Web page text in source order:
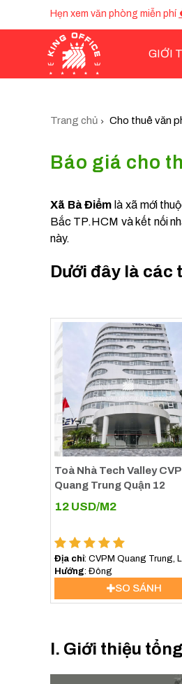
Hẹn xem văn phòng miễn phí
GIỚI
Trang chủ Cho thuê văn
Báo giá cho
Xã Bà Điểm là xã mới
Bắc TP.HCM và kết nối
này.
Dưới đây là các
Toà Nhà Tech Valley
Quang Trung Quận 12
12 USD/M2
Địa chỉ: CVPM Quang Trung,
Tân Chánh Hiệp, Quận 12, Hồ
Hướng : Đông
SO SÁNH
I. Giới thiệu